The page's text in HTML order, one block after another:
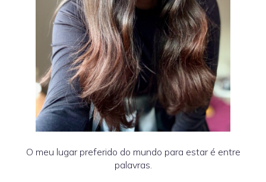
O meu lugar preferido do mundo para estar é entre
palavras.